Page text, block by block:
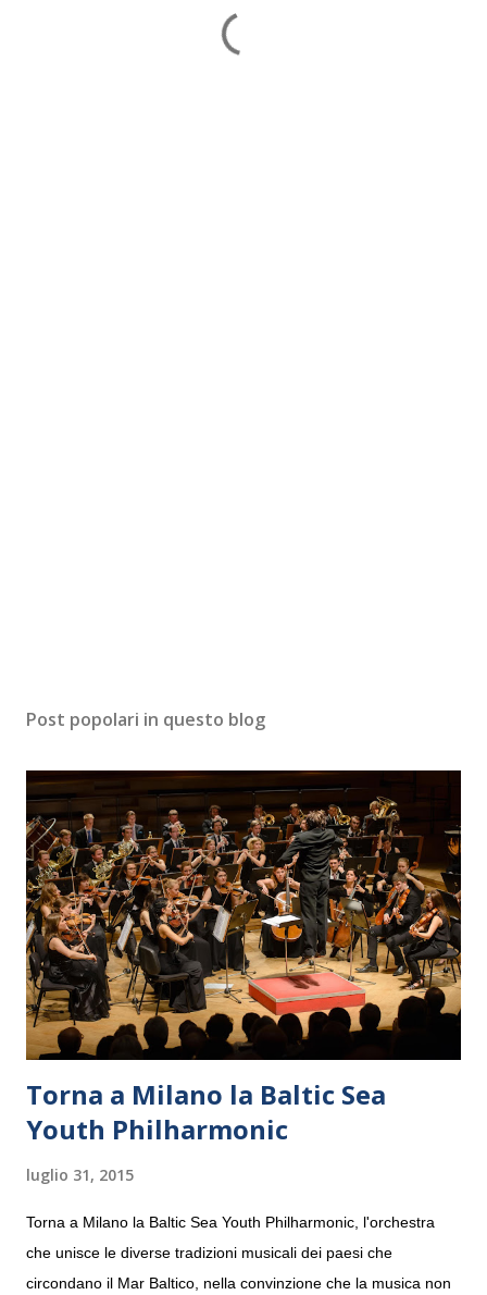
Post popolari in questo blog
Torna a Milano la Baltic Sea
Youth Philharmonic
luglio 31, 2015
Torna a Milano la Baltic Sea Youth Philharmonic, l'orchestra
che unisce le diverse tradizioni musicali dei paesi che
circondano il Mar Baltico, nella convinzione che la musica non